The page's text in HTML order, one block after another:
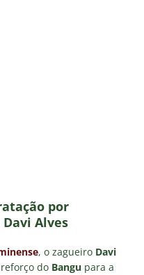
por
Alves
, o zagueiro Davi
do Bangu para a